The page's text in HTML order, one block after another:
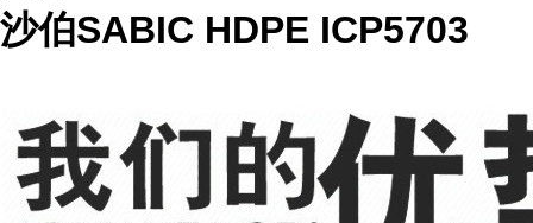
沙伯SABIC HDPE ICP5703